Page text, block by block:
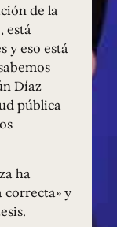
de la
está
y eso está
Díaz
pública
ha
y